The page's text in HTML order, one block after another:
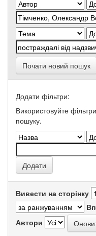
Почати новий пошук
Додати фільтри:
Використовуйте
пошуку.
Вивести на сторінку
Автори